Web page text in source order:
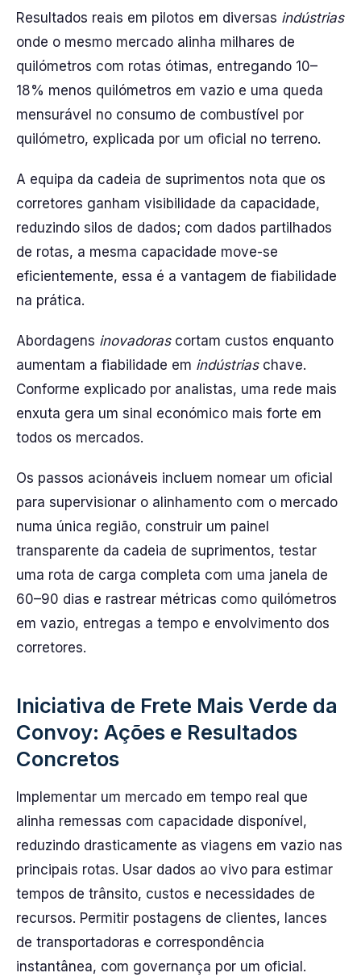
Resultados reais em pilotos em diversas indústrias
onde o mesmo mercado alinha milhares de
quilómetros com rotas ótimas, entregando 10–
18% menos quilómetros em vazio e uma queda
mensurável no consumo de combustível por
quilómetro, explicada por um oficial no terreno.
A equipa da cadeia de suprimentos nota que os
corretores ganham visibilidade da capacidade,
reduzindo silos de dados; com dados partilhados
de rotas, a mesma capacidade move-se
eficientemente, essa é a vantagem de fiabilidade
na prática.
Abordagens inovadorascortam custos enquanto
aumentam a fiabilidade em indústriaschave.
Conforme explicado por analistas, uma rede mais
enxuta gera um sinal económico mais forte em
todos os mercados.
Os passos acionáveis incluem nomear um oficial
para supervisionar o alinhamento com o mercado
numa única região, construir um painel
transparente da cadeia de suprimentos, testar
uma rota de carga completa com uma janela de
60–90 dias e rastrear métricas como quilómetros
em vazio, entregas a tempo e envolvimento dos
corretores.
Iniciativa de Frete Mais Verde da
Convoy: Ações e Resultados
Concretos
Implementar um mercado em tempo real que
alinha remessas com capacidade disponível,
reduzindo drasticamente as viagens em vazio nas
principais rotas. Usar dados ao vivo para estimar
tempos de trânsito, custos e necessidades de
recursos. Permitir postagens de clientes, lances
de transportadoras e correspondência
instantânea, com governança por um oficial.